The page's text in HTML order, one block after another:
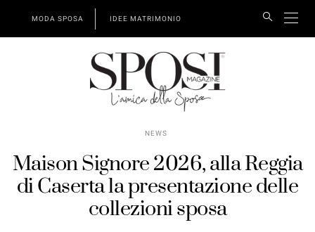
MODA SPOSA IDEE MATRIMONIO
NEWS
Maison Signore 2026, alla Reggia
di Caserta la presentazione delle
collezioni sposa